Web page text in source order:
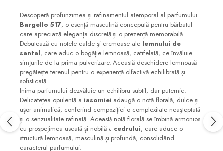
Descoperă profunzimea și rafinamentul atemporal al parfumului
Bargello 517, o esență masculină concepută pentru bărbatul
care apreciază eleganța discretă și o prezență memorabilă.
Debutează cu notele calde și cremoase ale lemnului de
santal, care aduc o bogăție lemnoasă, catifelată, ce învăluie
simțurile de la prima pulverizare. Această deschidere lemnoasă
pregătește terenul pentru o experiență olfactivă echilibrată și
sofisticată.
Inima parfumului dezvăluie un echilibru subtil, dar puternic.
Delicatețea opulentă a iasomiei adaugă o notă florală, dulce și
ușor animalică, conferind compoziției o complexitate neașteptată
și o senzualitate rafinată. Această notă florală se îmbină armonios
cu prospețimea uscată și nobilă a cedrului, care aduce o
structură lemnoasă, masculină și profundă, consolidând
caracterul parfumului.